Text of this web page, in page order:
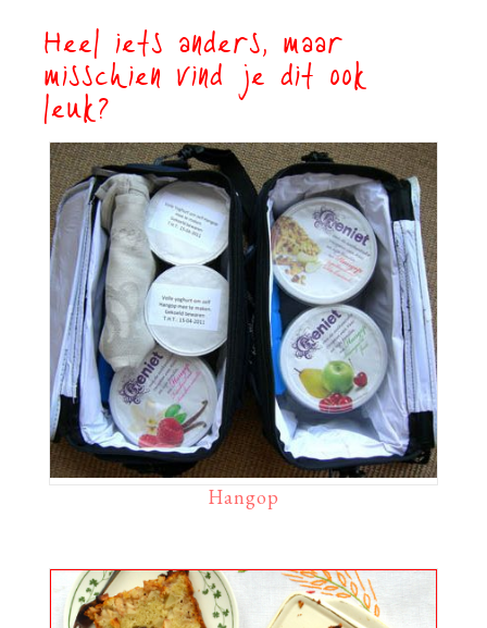
Heel iets anders, maar
misschien vind je dit ook
leuk?
Hangop